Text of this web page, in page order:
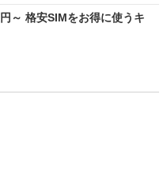
～ 格安SIMをお得に使うキ